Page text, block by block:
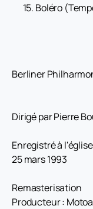
Boléro
Berliner
Dirigé par Pierre
Enregistré à
25 mars 1993
Remasterisation
Producteur :